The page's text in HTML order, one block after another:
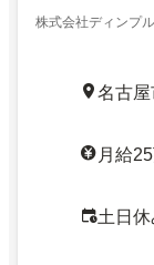
株式会社ディンプ
名古
月給
土日